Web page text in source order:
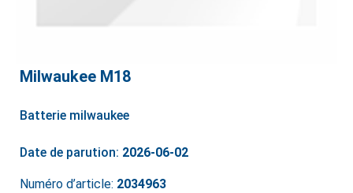
Milwaukee M18
Batterie milwaukee
Date de parution: 2026-06-02
Numéro d’article: 2034963